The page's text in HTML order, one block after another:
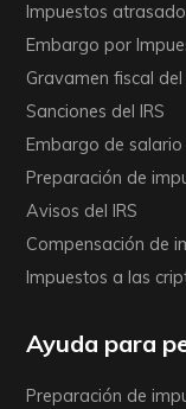
Impuestos
Embargo por
Gravamen fiscal del
Sanciones del IRS
Embargo de salario
Preparación de
Avisos del IRS
Compensación de
Impuestos a las
Ayuda para
Preparación de